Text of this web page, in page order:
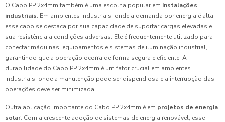
O Cabo PP 2x4mm também é uma escolha popular em instalações
industriais. Em ambientes industriais, onde a demanda por energia é alta,
esse cabo se destaca por sua capacidade de suportar cargas elevadas e
sua resistência a condições adversas. Ele é frequentemente utilizado para
conectar máquinas, equipamentos e sistemas de iluminação industrial,
garantindo que a operação ocorra de forma segura e eficiente. A
durabilidade do Cabo PP 2x4mm é um fator crucial em ambientes
industriais, onde a manutenção pode ser dispendiosa e a interrupção das
operações deve ser minimizada.
Outra aplicação importante do Cabo PP 2x4mm é em projetos de energia
solar. Com a crescente adoção de sistemas de energia renovável, esse